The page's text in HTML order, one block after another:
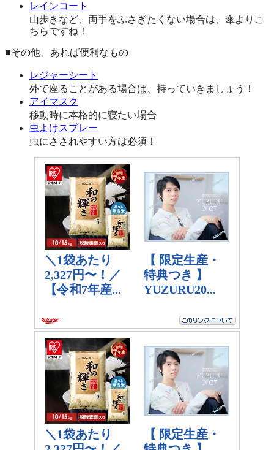
レインコート
山歩きなど、両手をふさぎたくない場合は、傘よりこ
ちらですね！
■その他、あれば便利なもの
レジャーシート
外で座ることがある場合は、持っていきましょう！
アイマスク
移動時に本格的に寝たい場合
虫よけスプレー
虫にさされやすい方は必須！